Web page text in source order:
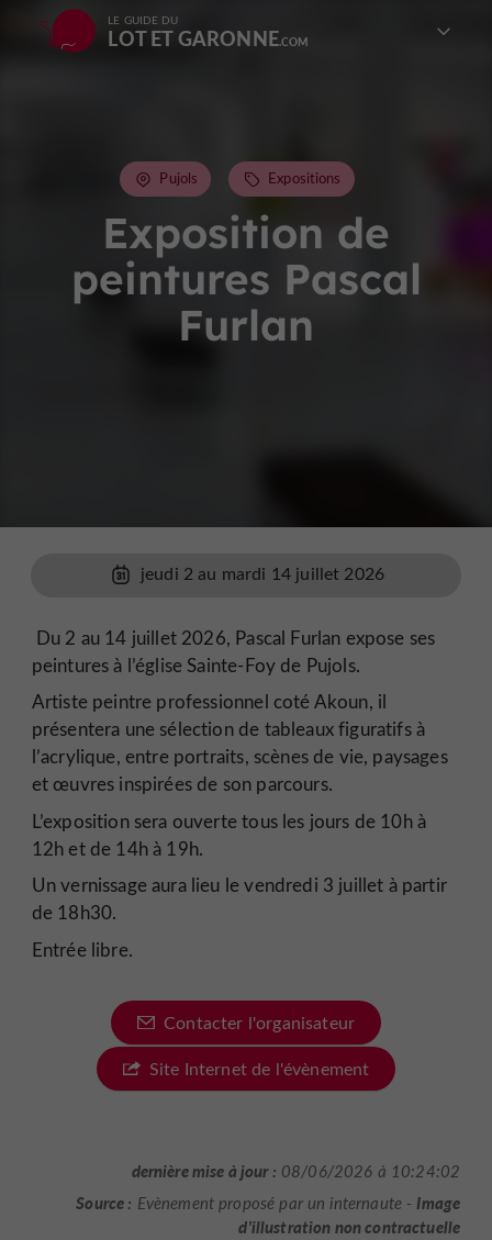
LE GUIDE DU
LOT ET GARONNE
Exposition de
peintures Pascal
Furlan
Pujols Expositions
jeudi 2 au mardi 14 juillet 2026
Du 2 au 14 juillet 2026, Pascal Furlan expose ses
peintures à l’église Sainte-Foy de Pujols.
Artiste peintre professionnel coté Akoun, il
présentera une sélection de tableaux figuratifs à
l’acrylique, entre portraits, scènes de vie, paysages
et œuvres inspirées de son parcours.
L’exposition sera ouverte tous les jours de 10h à
12h et de 14h à 19h.
Un vernissage aura lieu le vendredi 3 juillet à partir
de 18h30.
Entrée libre.
Contacter l'organisateur
Site Internet de l'évènement
dernière mise à jour : 08/06/2026 à 10:24:02
Source : Evènement proposé par un internaute -Image
d'illustration non contractuelle